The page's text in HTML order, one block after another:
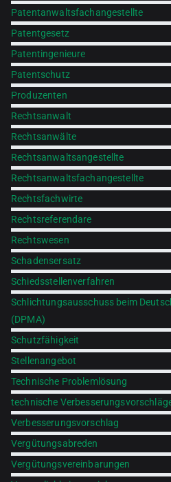
Patentanwaltsfachangestellte
Patentgesetz
Patentingenieure
Patentschutz
Produzenten
Rechtsanwalt
Rechtsanwälte
Rechtsanwaltsangestellte
Rechtsanwaltsfachangestellte
Rechtsfachwirte
Rechtsreferendare
Rechtswesen
Schadensersatz
Schiedsstellenverfahren
Schlichtungsausschuss beim
(DPMA)
Schutzfähigkeit
Stellenangebot
Technische Problemlösung
technische
Verbesserungsvorschlag
Vergütungsabreden
Vergütungsvereinbarungen